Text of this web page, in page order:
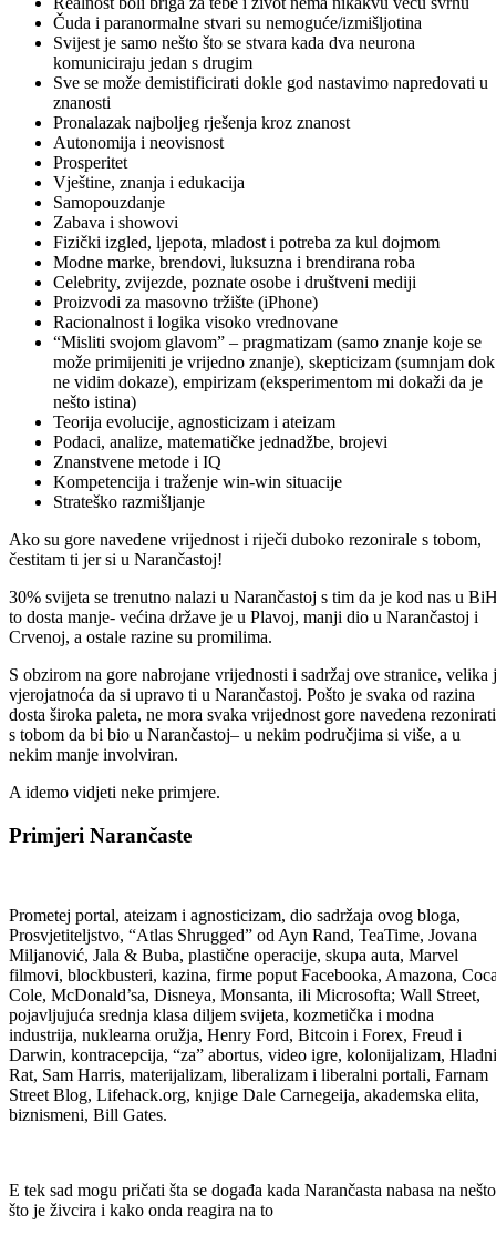
Čuda i paranormalne stvari su nemoguće/izmišljotina
Svijest je samo nešto što se stvara kada dva neurona
komuniciraju jedan s drugim
Sve se može demistificirati dokle god nastavimo napredovati u
znanosti
Pronalazak najboljeg rješenja kroz znanost
Autonomija i neovisnost
Prosperitet
Vještine, znanja i edukacija
Samopouzdanje
Zabava i showovi
Fizički izgled, ljepota, mladost i potreba za kul dojmom
Modne marke, brendovi, luksuzna i brendirana roba
Celebrity, zvijezde, poznate osobe i društveni mediji
Proizvodi za masovno tržište (iPhone)
Racionalnost i logika visoko vrednovane
“Misliti svojom glavom” – pragmatizam (samo znanje koje se
može primijeniti je vrijedno znanje), skepticizam (sumnjam dok
ne vidim dokaze), empirizam (eksperimentom mi dokaži da je
nešto istina)
Teorija evolucije, agnosticizam i ateizam
Podaci, analize, matematičke jednadžbe, brojevi
Znanstvene metode i IQ
Kompetencija i traženje win-win situacije
Strateško razmišljanje
Ako su gore navedene vrijednost i riječi duboko rezonirale s tobom,
čestitam ti jer si u Narančastoj!
30% svijeta se trenutno nalazi u Narančastoj s tim da je kod nas u
to dosta manje- većina države je u Plavoj, manji dio u Narančastoj i
Crvenoj, a ostale razine su promilima.
S obzirom na gore nabrojane vrijednosti i sadržaj ove stranice, velika
vjerojatnoća da si upravo ti u Narančastoj. Pošto je svaka od razina
dosta široka paleta, ne mora svaka vrijednost gore navedena rezonirati
s tobom da bi bio u Narančastoj– u nekim područjima si više, a u
nekim manje involviran.
A idemo vidjeti neke primjere.
Primjeri Narančaste
Prometej portal, ateizam i agnosticizam, dio sadržaja ovog bloga,
Prosvjetiteljstvo, “Atlas Shrugged” od Ayn Rand, TeaTime, Jovana
Miljanović, Jala & Buba, plastične operacije, skupa auta, Marvel
filmovi, blockbusteri, kazina, firme poput Facebooka, Amazona,
Cole, McDonald’sa, Disneya, Monsanta, ili Microsofta; Wall Street,
pojavljujuća srednja klasa diljem svijeta, kozmetička i modna
industrija, nuklearna oružja, Henry Ford, Bitcoin i Forex, Freud i
Darwin, kontracepcija, “za” abortus, video igre, kolonijalizam, Hladni
Rat, Sam Harris, materijalizam, liberalizam i liberalni portali, Farnam
Street Blog, Lifehack.org, knjige Dale Carnegeija, akademska elita,
biznismeni, Bill Gates.
E tek sad mogu pričati šta se događa kada Narančasta nabasa na nešto
što je živcira i kako onda reagira na to